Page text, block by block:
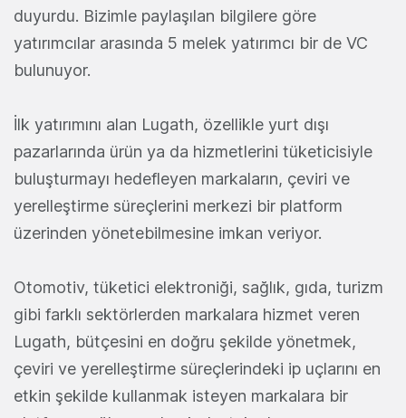
duyurdu. Bizimle paylaşılan bilgilere göre
yatırımcılar arasında 5 melek yatırımcı bir de VC
bulunuyor.
İlk yatırımını alan Lugath, özellikle yurt dışı
pazarlarında ürün ya da hizmetlerini tüketicisiyle
buluşturmayı hedefleyen markaların, çeviri ve
yerelleştirme süreçlerini merkezi bir platform
üzerinden yönetebilmesine imkan veriyor.
Otomotiv, tüketici elektroniği, sağlık, gıda, turizm
gibi farklı sektörlerden markalara hizmet veren
Lugath, bütçesini en doğru şekilde yönetmek,
çeviri ve yerelleştirme süreçlerindeki ip uçlarını en
etkin şekilde kullanmak isteyen markalara bir